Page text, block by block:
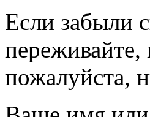
Если забыли
переживайте,
пожалуйста,